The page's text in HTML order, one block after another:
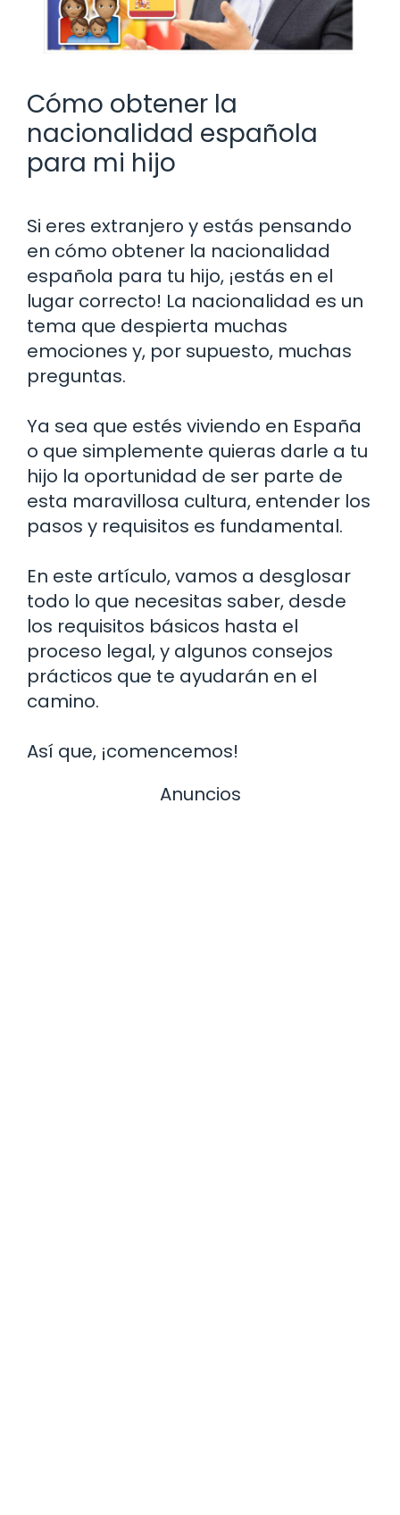
Cómo obtener la
nacionalidad española
para mi hijo
Si eres extranjero y estás pensando
en cómo obtener la nacionalidad
española para tu hijo, ¡estás en el
lugar correcto! La nacionalidad es un
tema que despierta muchas
emociones y, por supuesto, muchas
preguntas.
Ya sea que estés viviendo en España
o que simplemente quieras darle a tu
hijo la oportunidad de ser parte de
esta maravillosa cultura, entender los
pasos y requisitos es fundamental.
En este artículo, vamos a desglosar
todo lo que necesitas saber, desde
los requisitos básicos hasta el
proceso legal, y algunos consejos
prácticos que te ayudarán en el
camino.
Así que, ¡comencemos!
Anuncios